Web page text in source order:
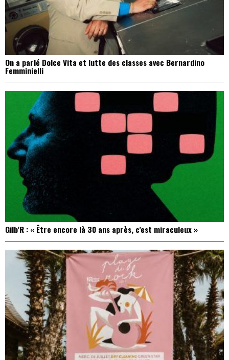
On a parlé Dolce Vita et lutte des classes avec Bernardino
Femminielli
Gilb’R : « Être encore là 30 ans après, c’est miraculeux »